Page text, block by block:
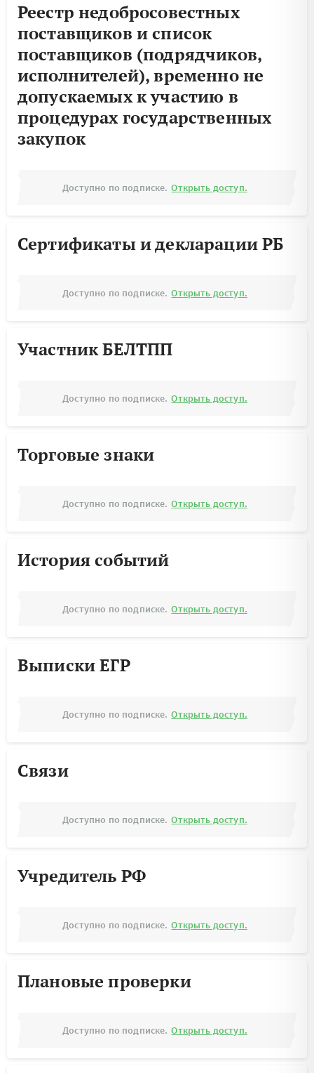
Реестр недобросовестных
поставщиков и список
поставщиков (подрядчиков,
исполнителей), временно не
допускаемых к участию в
процедурах государственных
закупок
Доступно по подписке. Открыть доступ.
Сертификаты и декларации РБ
Доступно по подписке. Открыть доступ.
Участник БЕЛТПП
Доступно по подписке. Открыть доступ.
Торговые знаки
Доступно по подписке. Открыть доступ.
История событий
Доступно по подписке. Открыть доступ.
Выписки ЕГР
Доступно по подписке. Открыть доступ.
Связи
Доступно по подписке. Открыть доступ.
Учредитель РФ
Доступно по подписке. Открыть доступ.
Плановые проверки
Доступно по подписке. Открыть доступ.